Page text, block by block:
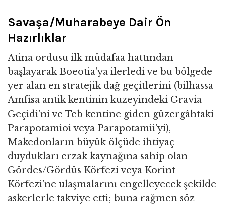
Savaşa/Muharabeye Dair Ön
Hazırlıklar
Atina ordusu ilk müdafaa hattından
başlayarak Boeotia'ya ilerledi ve bu bölgede
yer alan en stratejik dağ geçitlerini (bilhassa
Amfisa antik kentinin kuzeyindeki Gravia
Geçidi'ni ve Teb kentine giden güzergâhtaki
Parapotamioi veya Parapotamii'yi),
Makedonların büyük ölçüde ihtiyaç
duydukları erzak kaynağına sahip olan
Gördes/Gördüs Körfezi veya Korint
Körfezi'ne ulaşmalarını engelleyecek şekilde
askerlerle takviye etti; buna rağmen söz